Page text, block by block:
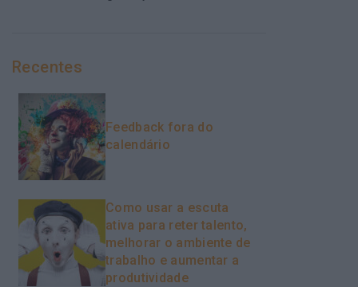
Recentes
Feedback fora do
calendário
Como usar a escuta
ativa para reter talento,
melhorar o ambiente de
trabalho e aumentar a
produtividade